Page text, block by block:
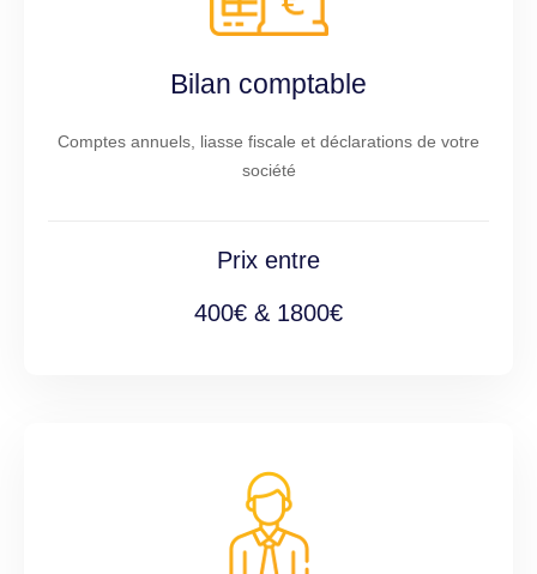
Bilan comptable
Comptes annuels, liasse fiscale et déclarations de votre
société
Prix entre
400€ & 1800€